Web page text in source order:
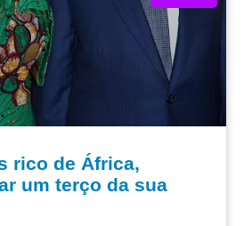
rico de África,
um terço da sua